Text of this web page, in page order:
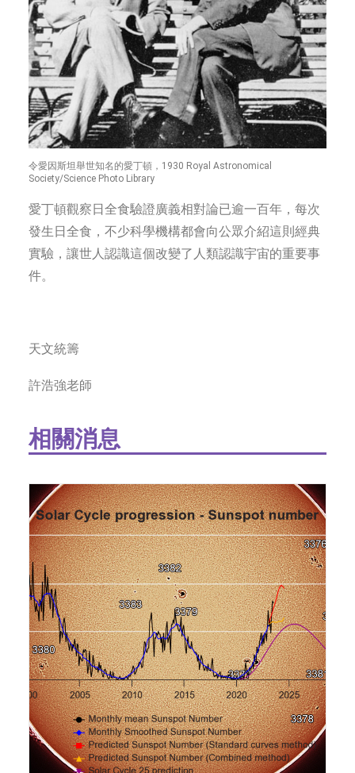
令愛因斯坦舉世知名的愛丁頓，1930 Royal Astronomical
Society/Science Photo Library
愛丁頓觀察日全食驗證廣義相對論已逾一百年，每次
發生日全食，不少科學機構都會向公眾介紹這則經典
實驗，讓世人認識這個改變了人類認識宇宙的重要事
件。
天文統籌
許浩強老師
相關消息